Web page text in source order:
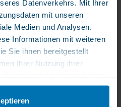
Datenverkehrs. Mit Ihrer
mit unseren
Medien und Analysen.
Informationen mit weiteren
Sie ihnen bereitgestellt
Ihrer Nutzung ihrer
alles, was man
2 Kapseln pro Tag.
zu hohen
die Eisen in ihrem
schwer vertragen.